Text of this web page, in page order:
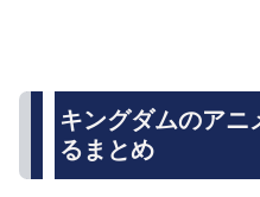
キングダムのアニ
るまとめ